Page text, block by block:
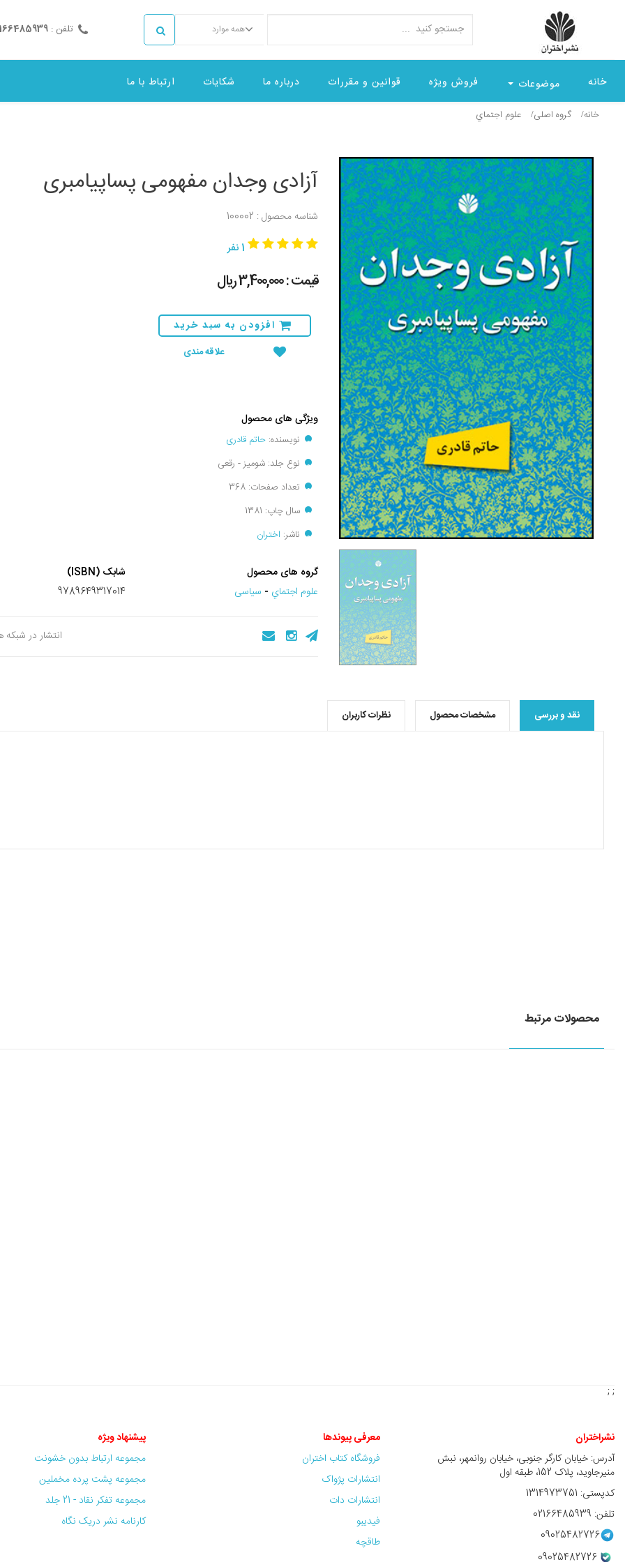
همه موارد تلفن :
خانه موضوعات فروش ویژه قوانین و مقررات درباره ما شکایات ارتباط با ما
خانه گروه اصلی علوم اجتماي
آزادی وجدان مفهومی پساپیامبری
شناسه محصول : 100002
1 نفر
قیمت : 3,400,000 ريال
افزودن به سبد خرید
علاقه مندی
ویژگی های محصول
نویسنده: حاتم قادری
نوع جلد: شومیز - رقعی
تعداد صفحات: 368
سال چاپ: 1381
ناشر: اختران
گروه های محصول
علوم اجتماي - سیاسی
شابک (ISBN)
9789649317014
انتشار در
نقد و بررسی مشخصات محصول نظرات کاربران
محصولات مرتبط
; ;
نشراختران
آدرس: خیابان کارگر جنوبی، خیابان روانمهر، نبش
منیرجاوید، پلاک 152، طبقه اول
کدپستی: 1314973751
تلفن: 02166485939
09025482726
09025482726
معرفی پیوندها
فروشگاه کتاب اختران
انتشارات پژواک
انتشارات دات
فیدیبو
طاقچه
پیشنهاد ویژه
مجموعه ارتباط بدون خشونت
مجموعه پشت پرده مخملین
مجموعه تفکر نقاد - 21 جلد
کارنامه نشر دریک نگاه